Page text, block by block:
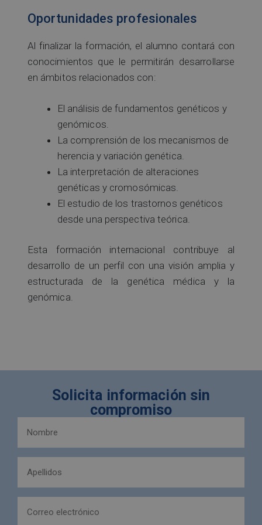
Oportunidades profesionales
Al finalizar la formación, el alumno contará con
conocimientos que le permitirán desarrollarse
en ámbitos relacionados con:
El análisis de fundamentos genéticos y
genómicos.
La comprensión de los mecanismos de
herencia y variación genética.
La interpretación de alteraciones
genéticas y cromosómicas.
El estudio de los trastornos genéticos
desde una perspectiva teórica.
Esta formación internacional contribuye al
desarrollo de un perfil con una visión amplia y
estructurada de la genética médica y la
genómica.
Solicita información sin
compromiso
apellidos
(Obligatorio)
(Obligatorio)